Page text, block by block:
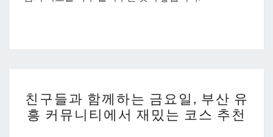
구
들
친구들과 함께하는 금요일, 부산 유
흥 커뮤니티에서 재밌는 코스 추천